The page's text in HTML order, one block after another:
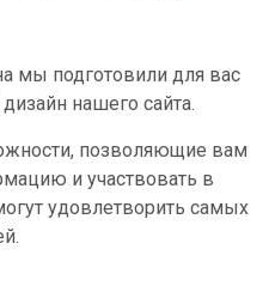
мы подготовили для вас
нашего сайта.
позволяющие вам
и участвовать в
удовлетворить самых